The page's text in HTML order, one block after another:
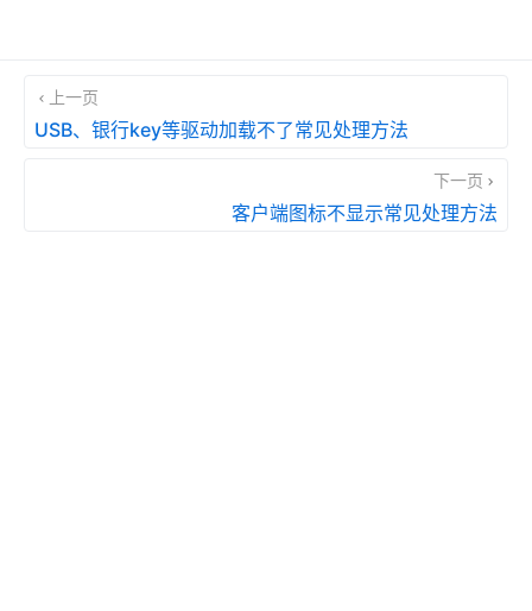
上一页
USB、银行key等驱动加载不了常见处理方法
下一页
客户端图标不显示常见处理方法